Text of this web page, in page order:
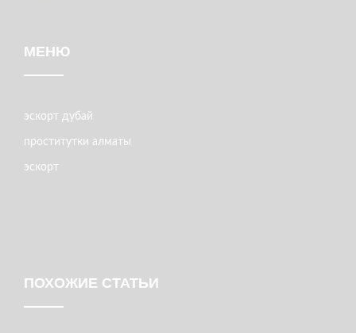
МЕНЮ
эскорт дубай
проститутки алматы
эскорт
ПОХОЖИЕ СТАТЬИ